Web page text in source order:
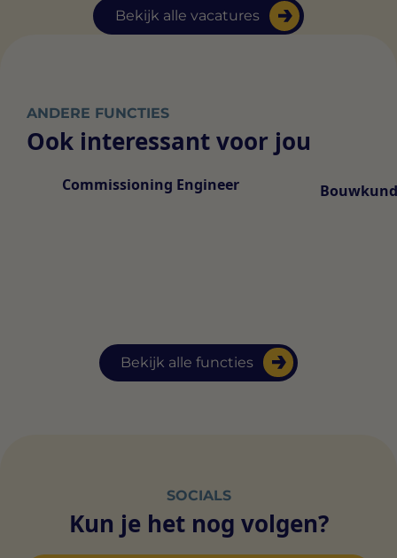
Bekijk alle vacatures
ANDERE FUNCTIES
Ook interessant voor jou
Bekijk alle functies
Commissioning Engineer
SOCIALS
Kun je het nog volgen?